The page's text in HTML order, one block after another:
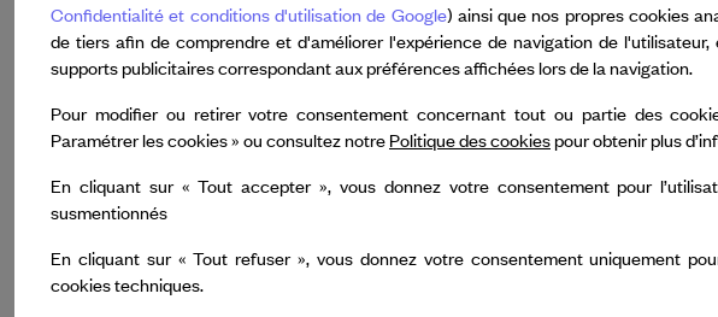
Ses oeuvres ont tourné dans de
Venise, le Festival TransAmériques
Mix à New-York, Fierce
Festival à Birmingham, B-Motion
que la Lituanie, la République-
Confidentialité et conditions d'utilisation de Google) ainsi que nos propres cookies
de tiers afin de comprendre et d'améliorer l'expérience de navigation de l'utilisateur,
supports publicitaires correspondant aux préférences affichées lors de la navigation.
Pour modifier ou retirer votre consentement concernant tout ou partie des
Paramétrer les cookies » ou consultez notre Politique des cookiespour obtenir plus
En cliquant sur « Tout accepter », vous donnez votre consentement pour
susmentionnés
En cliquant sur « Tout refuser », vous donnez votre consentement uniquement
cookies techniques.